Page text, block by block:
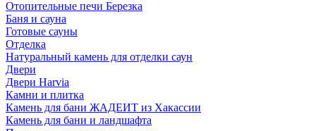
Отопительные печи Березка
Баня и сауна
Готовые сауны
Отделка
Натуральный камень для отделки саун
Двери
Двери Harvia
Камни и плитка
Камень для бани ЖАДЕИТ из Хакассии
Камень для бани и ландшафта